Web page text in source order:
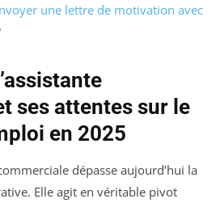
une lettre de motivation avec
ses attentes sur le
en 2025
dépasse aujourd’hui la
Elle agit en véritable pivot